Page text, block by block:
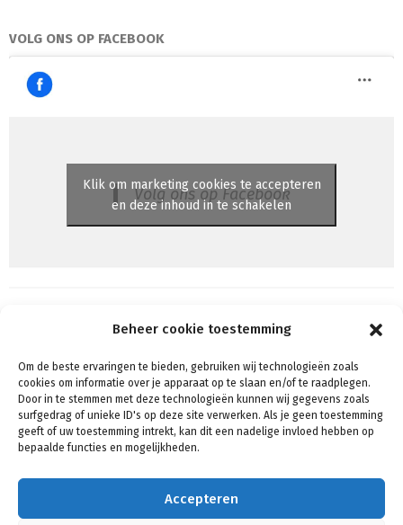
Beheer cookie toestemming
Om de beste ervaringen te bieden, gebruiken wij technologieën zoals
cookies om informatie over je apparaat op te slaan en/of te raadplegen.
Door in te stemmen met deze technologieën kunnen wij gegevens zoals
surfgedrag of unieke ID's op deze site verwerken. Als je geen toestemming
geeft of uw toestemming intrekt, kan dit een nadelige invloed hebben op
bepaalde functies en mogelijkheden.
Accepteren
VOLG ONS OP FACEBOOK
Volg ons op Facebook
Klik om marketing cookies te accepteren
en deze inhoud in te schakelen
Algemene voorwaarden
Voorwaarden & condities
Cookiebeleid (EU)
Privacy
Mijn account